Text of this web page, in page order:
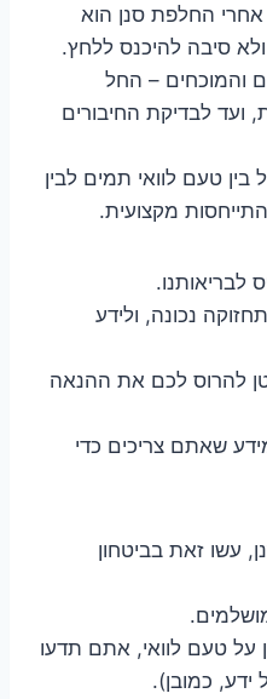
החלפת סנן הוא
סיבה להיכנס ללחץ.
והמוכחים – החל
ועד לבדיקת החיבורים
טעם לוואי תמים לבין
מקצועית.
לבריאותנו.
נכונה, ולידע
להרוס לכם את ההנאה
שאתם צריכים כדי
עשו זאת בביטחון
על טעם לוואי, אתם תדעו
ידע, כמובן).